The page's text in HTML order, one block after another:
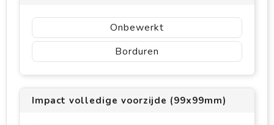
Onbewerkt
Borduren
Impact volledige voorzijde (99x99mm)